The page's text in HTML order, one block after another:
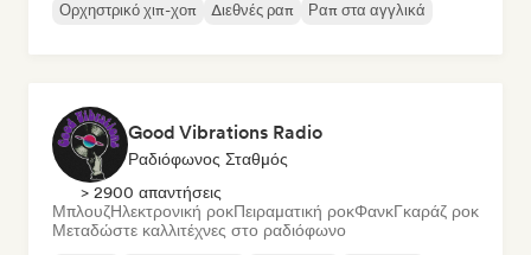
Ορχηστρικό χιπ-χοπ
Διεθνές ραπ Ραπ στα αγγλικά
Good Vibrations Radio
Ραδιόφωνος Σταθμός
> 2900 απαντήσεις
ΜπλουζΗλεκτρονική ροκΠειραματική ροκΦανκΓκαράζ ροκ
Μεταδώστε καλλιτέχνες στο ραδιόφωνο